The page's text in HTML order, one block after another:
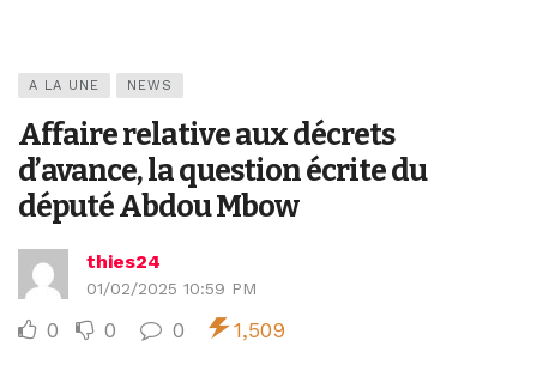
A LA UNE NEWS
Affaire relative aux décrets
d’avance, la question écrite du
député Abdou Mbow
thies24
01/02/2025 10:59 PM
0 0 0 1,509